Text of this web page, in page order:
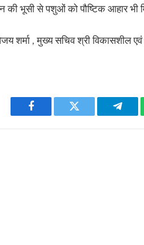
की भूसी से पशुओं को पौष्टिक आहार भी
शर्मा , मुख्य सचिव श्री विकासशील
Facebook Twitter